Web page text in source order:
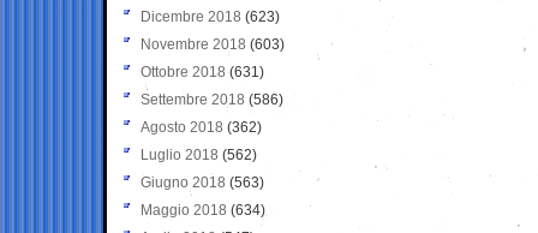
Dicembre 2018 (623)
Novembre 2018 (603)
Ottobre 2018 (631)
Settembre 2018 (586)
Agosto 2018 (362)
Luglio 2018 (562)
Giugno 2018 (563)
Maggio 2018 (634)